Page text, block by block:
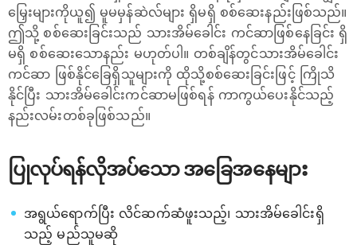
မြှေးများကိုယူ၍ မူမမှန်ဆဲလ်များ ရှိမရှိ စစ်ဆေးနည်းဖြစ်သည်။
ဤသို့ စစ်ဆေးခြင်းသည် သားအိမ်ခေါင်း ကင်ဆာဖြစ်နေခြင်း ရှိ
မရှိ စစ်ဆေးသောနည်း မဟုတ်ပါ။ တစ်ချိန်တွင်သားအိမ်ခေါင်း
ကင်ဆာ ဖြစ်နိုင်ခြေရှိသူများကို ထိုသို့စစ်ဆေးခြင်းဖြင့် ကြိုသိ
နိုင်ပြီး သားအိမ်ခေါင်းကင်ဆာမဖြစ်ရန် ကာကွယ်ပေးနိုင်သည့်
နည်းလမ်းတစ်ခုဖြစ်သည်။
ပြုလုပ်ရန်လိုအပ်သော အခြေအနေများ
အရွယ်ရောက်ပြီး လိင်ဆက်ဆံဖူးသည့်၊ သားအိမ်ခေါင်းရှိ
သည့် မည်သူမဆို